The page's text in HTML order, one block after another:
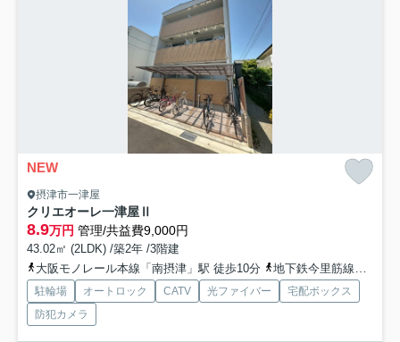
NEW
摂津市一津屋
クリエオーレ一津屋Ⅱ
8.9万円 管理/共益費9,000円
43.02㎡ (2LDK) /築2年 /3階建
大阪モノレール本線「南摂津」駅 徒歩10分
地下鉄今里筋線「井高野」駅 徒歩25分
駐輪場 オートロック CATV 光ファイバー
宅配ボックス
防犯カメラ